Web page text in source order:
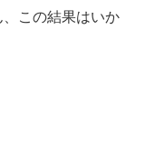
この結果はいか